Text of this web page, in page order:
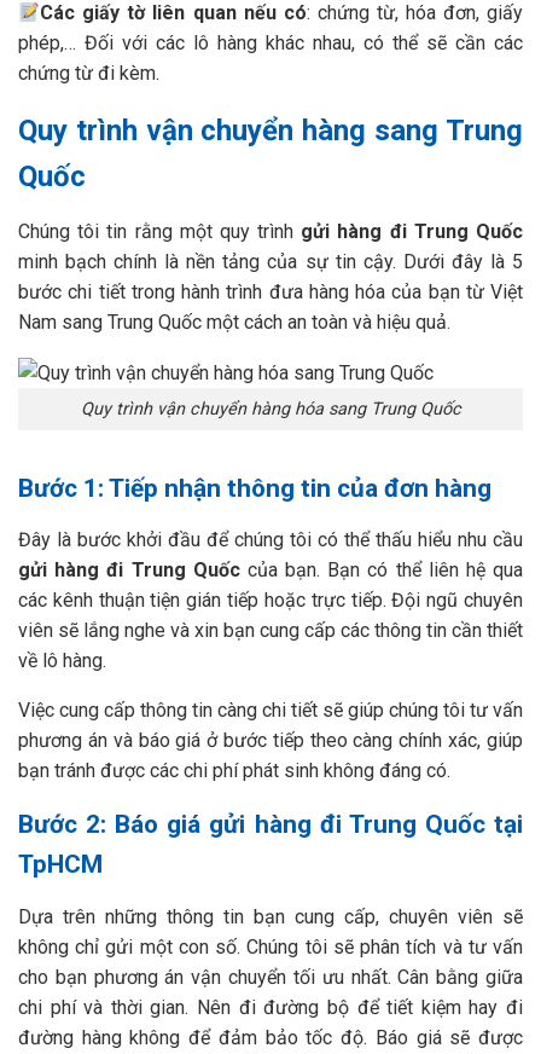
Các giấy tờ liên quan nếu có: chứng từ, hóa đơn, giấy
phép,… Đối với các lô hàng khác nhau, có thể sẽ cần các
chứng từ đi kèm.
Quy trình vận chuyển hàng sang Trung
Quốc
Chúng tôi tin rằng một quy trình gửi hàng đi Trung Quốc
minh bạch chính là nền tảng của sự tin cậy. Dưới đây là 5
bước chi tiết trong hành trình đưa hàng hóa của bạn từ Việt
Nam sang Trung Quốc một cách an toàn và hiệu quả.
Quy trình vận chuyển hàng hóa sang Trung Quốc
Bước 1: Tiếp nhận thông tin của đơn hàng
Đây là bước khởi đầu để chúng tôi có thể thấu hiểu nhu cầu
gửi hàng đi Trung Quốccủa bạn. Bạn có thể liên hệ qua
các kênh thuận tiện gián tiếp hoặc trực tiếp. Đội ngũ chuyên
viên sẽ lắng nghe và xin bạn cung cấp các thông tin cần thiết
về lô hàng.
Việc cung cấp thông tin càng chi tiết sẽ giúp chúng tôi tư vấn
phương án và báo giá ở bước tiếp theo càng chính xác, giúp
bạn tránh được các chi phí phát sinh không đáng có.
Bước 2: Báo giá gửi hàng đi Trung Quốc tại
TpHCM
Dựa trên những thông tin bạn cung cấp, chuyên viên sẽ
không chỉ gửi một con số. Chúng tôi sẽ phân tích và tư vấn
cho bạn phương án vận chuyển tối ưu nhất. Cân bằng giữa
chi phí và thời gian. Nên đi đường bộ để tiết kiệm hay đi
đường hàng không để đảm bảo tốc độ. Báo giá sẽ được